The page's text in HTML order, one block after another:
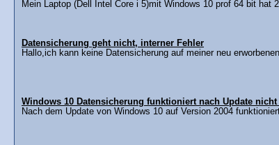
Mein Laptop (Dell Intel Core i 5)mit Windows 10 prof 64 bit hat
Datensicherung geht nicht, interner Fehler
Hallo,ich kann keine Datensicherung auf meiner neu
Windows 10 Datensicherung funktioniert nach Update nicht
Nach dem Update von Windows 10 auf Version 2004